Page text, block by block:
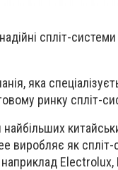
спліт-
яка
ринку спліт-
виробляє як
наприклад